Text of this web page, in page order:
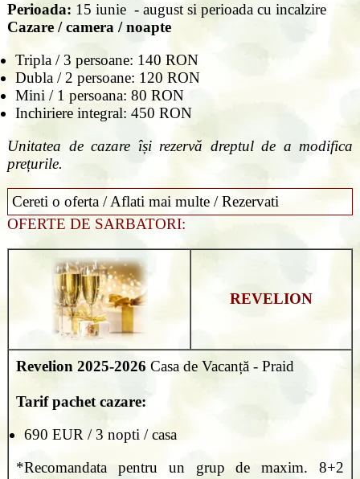
Perioada: 15 iunie - august si perioada cu incalzire
Cazare / camera / noapte
Tripla / 3 persoane: 140 RON
Dubla / 2 persoane: 120 RON
Mini / 1 persoana: 80 RON
Inchiriere integral: 450 RON
Unitatea de cazare își rezervă dreptul de a modifica
prețurile.
Cereti o oferta / Aflati mai multe / Rezervati
OFERTE DE SARBATORI:
REVELION
Revelion 2025-2026 Casa de Vacanță - Praid
Tarif pachet cazare:
690 EUR / 3 nopti / casa
*Recomandata pentru un grup de maxim. 8+2